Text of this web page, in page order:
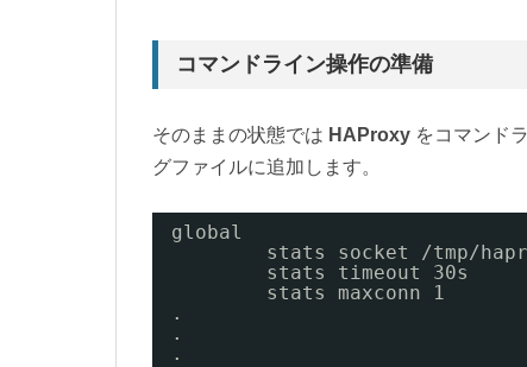
コマンドライン操作の準備
そのままの状態では HAProxy をコマンド
グファイルに追加します。
global
stats socket /tmp/
stats timeout 30s
stats maxconn 1
.
.
.